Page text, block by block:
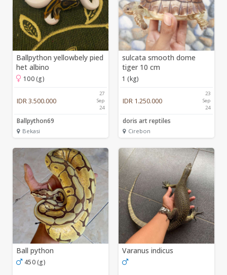
Ballpython yellowbely pied
het albino
100 (g)
IDR 3.500.000
27
Sep
24
Ballpython69
Bekasi
sulcata smooth dome
tiger 10 cm
1 (kg)
IDR 1.250.000
23
Sep
24
doris art reptiles
Cirebon
Ball python
450 (g)
Varanus indicus